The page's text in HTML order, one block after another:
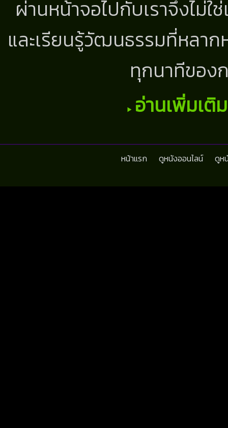
ผ่านหน้าจอไปกับเราจึงไม่
และเรียนรู้วัฒนธรรมที่หลา
ทุกนาทีขอ
อ่านเพิ่มเติ
หน้าแรก ดูหนังออนไลน์ ดูห